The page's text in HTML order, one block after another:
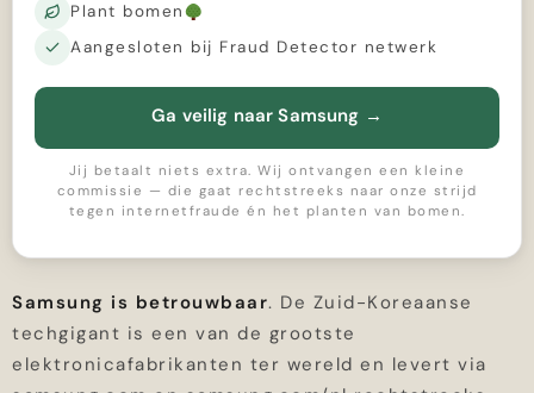
Plant bomen
Aangesloten bij Fraud Detector netwerk
Ga veilig naar Samsung →
Jij betaalt niets extra. Wij ontvangen een kleine
commissie — die gaat rechtstreeks naar onze strijd
tegen internetfraude én het planten van bomen.
Samsung is betrouwbaar. De Zuid-Koreaanse
techgigant is een van de grootste
elektronicafabrikanten ter wereld en levert via